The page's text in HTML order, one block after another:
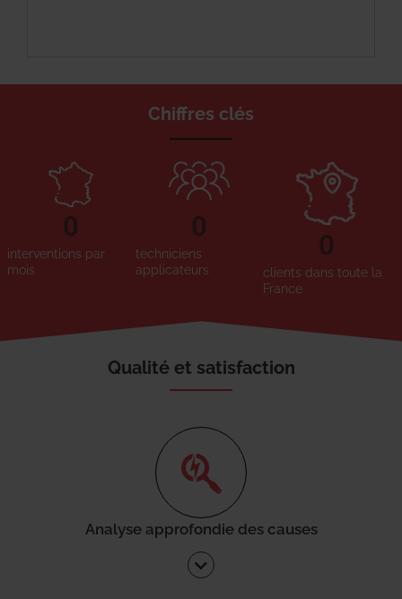
Chiffres clés
interventions par
mois
0
techniciens
applicateurs
0
clients dans toute la
France
0
Qualité et satisfaction
Analyse approfondie des causes